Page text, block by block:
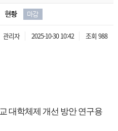
현황 마감
관리자 2025-10-30 10:42 조회 988
대학체제 개선 방안 연구용